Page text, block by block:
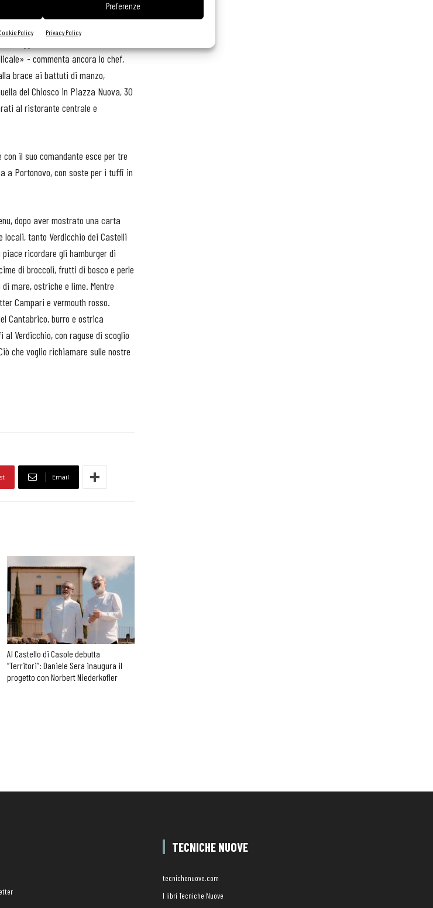
Preferenze
Policy Privacy Policy
un paio di anni fa, che
poche le differenze rispetto al
maggiore caratterizzazione in
- commenta ancora lo chef,
brace ai battuti di manzo,
del Chiosco in Piazza Nuova, 30
al ristorante centrale e
il suo comandante esce per tre
a Portonovo, con soste per i tuffi in
dopo aver mostrato una carta
tanto Verdicchio dei Castelli
ricordare gli hamburger di
di broccoli, frutti di bosco e perle
mare, ostriche e lime. Mentre
Campari e vermouth rosso.
Cantabrico, burro e ostrica
Verdicchio, con raguse di scoglio
che voglio richiamare sulle nostre
Email
Al Castello di Casole debutta
“Territori”: Daniele Sera inaugura il
progetto con Norbert Niederkofler
TECNICHE NUOVE
tecnichenuove.com
I libri Tecniche Nuove